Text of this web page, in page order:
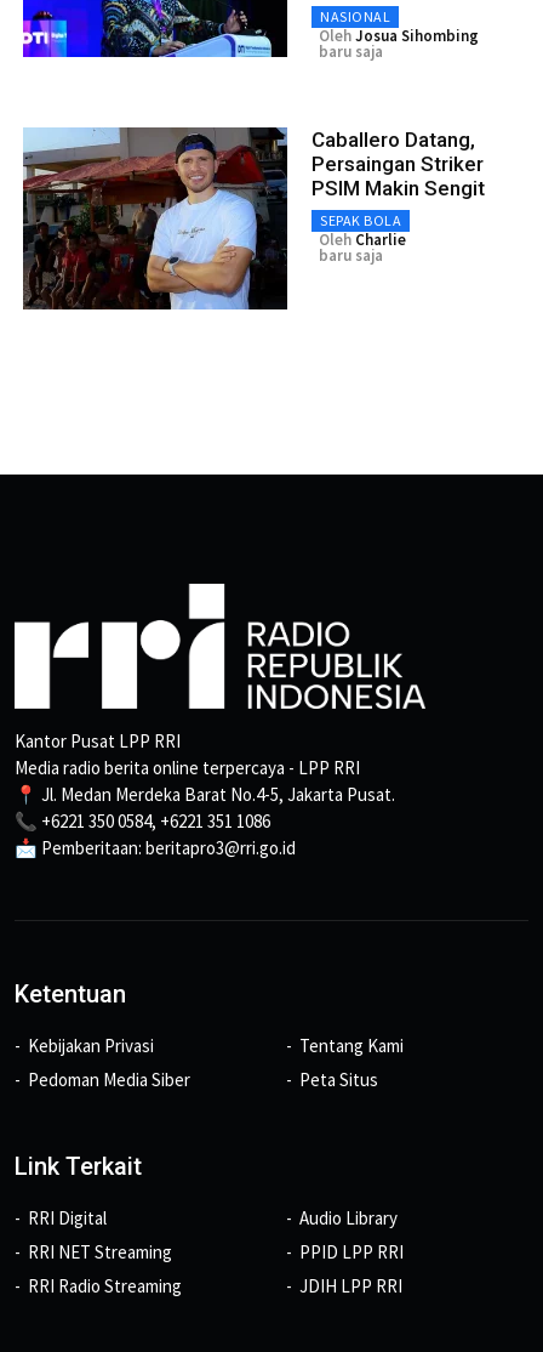
NASIONAL
OlehJosua Sihombing
baru saja
Caballero Datang,
Persaingan Striker
PSIM Makin Sengit
SEPAK BOLA
Oleh Charlie
baru saja
Kantor Pusat LPP RRI
Media radio berita online terpercaya - LPP RRI
📍 Jl. Medan Merdeka Barat No.4-5, Jakarta Pusat.
📞 +6221 350 0584, +6221 351 1086
📩 Pemberitaan: beritapro3@rri.go.id
Ketentuan
Kebijakan Privasi
Pedoman Media Siber
Tentang Kami
Peta Situs
Link Terkait
RRI Digital
RRI NET Streaming
RRI Radio Streaming
Audio Library
PPID LPP RRI
JDIH LPP RRI